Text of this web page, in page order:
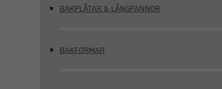
BAKPLÅTAR & LÅNGPANNOR
BAKFORMAR